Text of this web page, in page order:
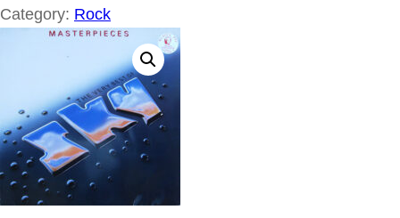
Category: Rock